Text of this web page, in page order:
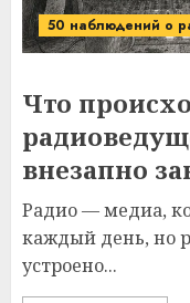
50 наблюдений о
Что
внезапно
Радио — медиа,
каждый день, но
устроено...